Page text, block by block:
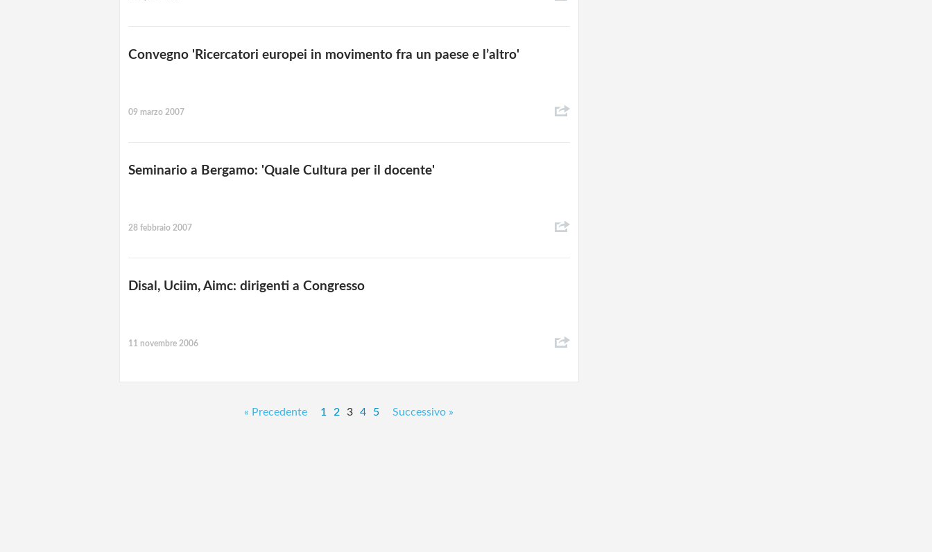
Convegno 'Ricercatori europei in movimento fra un paese e l’altro'
09 marzo 2007
Seminario a Bergamo: 'Quale Cultura per il docente'
28 febbraio 2007
Disal, Uciim, Aimc: dirigenti a Congresso
11 novembre 2006
« Precedente 1 2 3 4 5 Successivo »